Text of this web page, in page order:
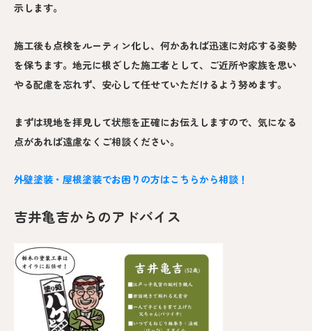
示します。
施工後も点検をルーティン化し、何かあれば迅速に対応する姿勢
を保ちます。地元に根ざした施工者として、ご近所や家族を思い
やる配慮を忘れず、安心して任せていただけるよう努めます。
まずは現地を拝見して状態を正確にお伝えしますので、気になる
点があれば遠慮なくご相談ください。
外壁塗装・屋根塗装でお困りの方はこちらから相談！
吉井亀吉からのアドバイス